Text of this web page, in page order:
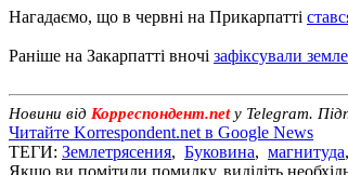
Нагадаємо, що в червні на Прикарпатті
Раніше на Закарпатті вночі зафіксували
Новини від Корреспондент.net у Telegram.
Читайте Korrespondent.net в Google News
ТЕГИ: Землетрясения, Буковина, магнитуда,
Якщо ви помітили помилку, виділіть